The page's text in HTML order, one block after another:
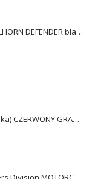
Rękawice turystyczne REBELHORN DEFENDER black yellow fluo
Nakrętka na wentyle (1 sztuka) CZERWONY GRANAT